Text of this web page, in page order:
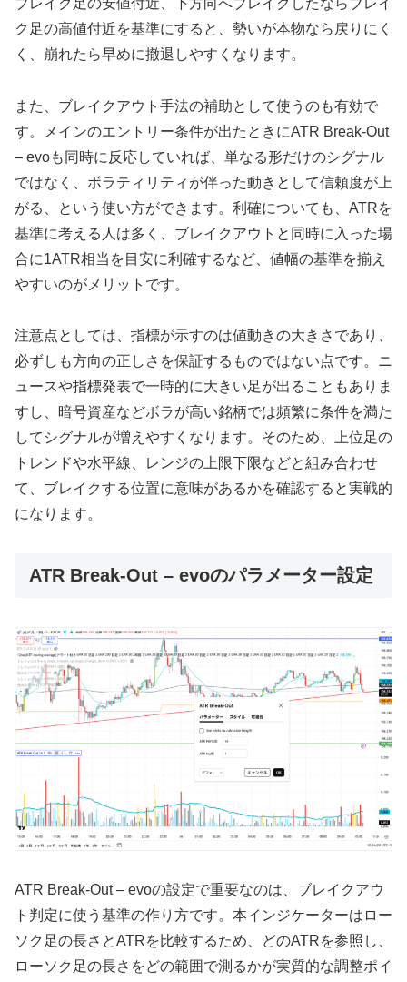
ク足の高値付近を基準にすると、勢いが本物なら戻りにく
く、崩れたら早めに撤退しやすくなります。
また、ブレイクアウト手法の補助として使うのも有効で
す。メインのエントリー条件が出たときにATR Break-Out
– evoも同時に反応していれば、単なる形だけのシグナル
ではなく、ボラティリティが伴った動きとして信頼度が上
がる、という使い方ができます。利確についても、ATRを
基準に考える人は多く、ブレイクアウトと同時に入った場
合に1ATR相当を目安に利確するなど、値幅の基準を揃え
やすいのがメリットです。
注意点としては、指標が示すのは値動きの大きさであり、
必ずしも方向の正しさを保証するものではない点です。ニ
ュースや指標発表で一時的に大きい足が出ることもありま
すし、暗号資産などボラが高い銘柄では頻繁に条件を満た
してシグナルが増えやすくなります。そのため、上位足の
トレンドや水平線、レンジの上限下限などと組み合わせ
て、ブレイクする位置に意味があるかを確認すると実戦的
になります。
ATR Break-Out – evoのパラメーター設定
ATR Break-Out – evoの設定で重要なのは、ブレイクアウ
ト判定に使う基準の作り方です。本インジケーターはロー
ソク足の長さとATRを比較するため、どのATRを参照し、
ローソク足の長さをどの範囲で測るかが実質的な調整ポイ